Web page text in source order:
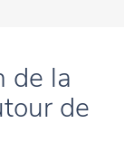
de la
de